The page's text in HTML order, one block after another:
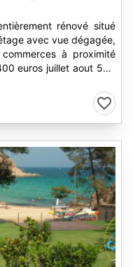
rénové situé